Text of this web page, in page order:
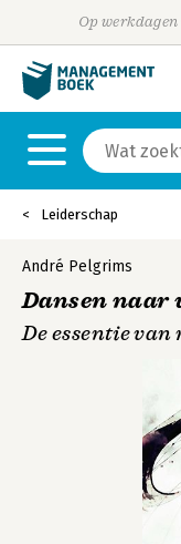
Op
Leiderschap
André Pelgrims
Dansen
De essentie